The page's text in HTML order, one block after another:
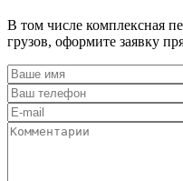
В том числе комплексная
грузов, оформите заявку